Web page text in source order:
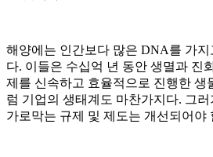
해양에는 인간보다 많은 DNA를 가
다. 이들은 수십억 년 동안 생멸과 진
제를 신속하고 효율적으로 진행한 생
럼 기업의 생태계도 마찬가지다. 그
가로막는 규제 및 제도는 개선되어야